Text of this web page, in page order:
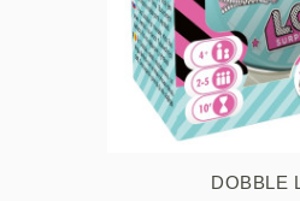
DOBBLE